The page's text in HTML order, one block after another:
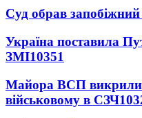
Суд обрав
Україна поставила
ЗМІ10351
Майора ВСП викрили
військовому в СЗЧ